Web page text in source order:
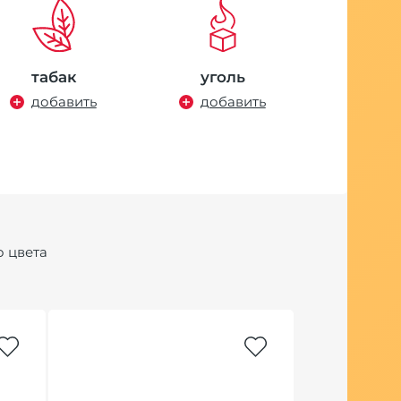
табак
добавить
уголь
добавить
цвета